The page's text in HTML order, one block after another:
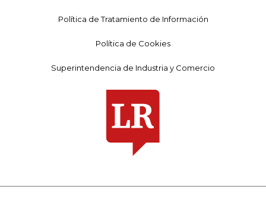
Política de Tratamiento de Información
Política de Cookies
Superintendencia de Industria y Comercio